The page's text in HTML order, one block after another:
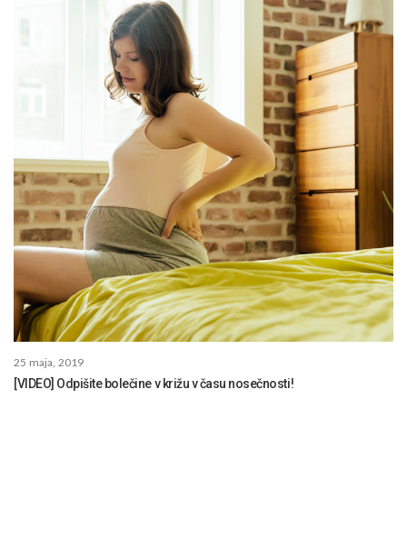
25 maja, 2019
[VIDEO] Odpišite bolečine v križu v času nosečnosti!